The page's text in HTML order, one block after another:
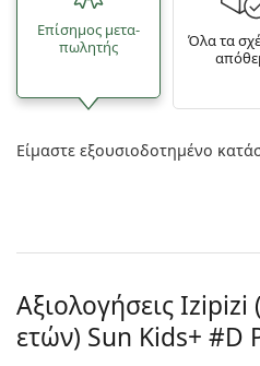
Επίσημος μετα­
πωλητής
Όλα τα
Είμαστε εξουσιοδοτημένο
Αξιολογήσεις Izipizi
ετών) Sun Kids+ #D